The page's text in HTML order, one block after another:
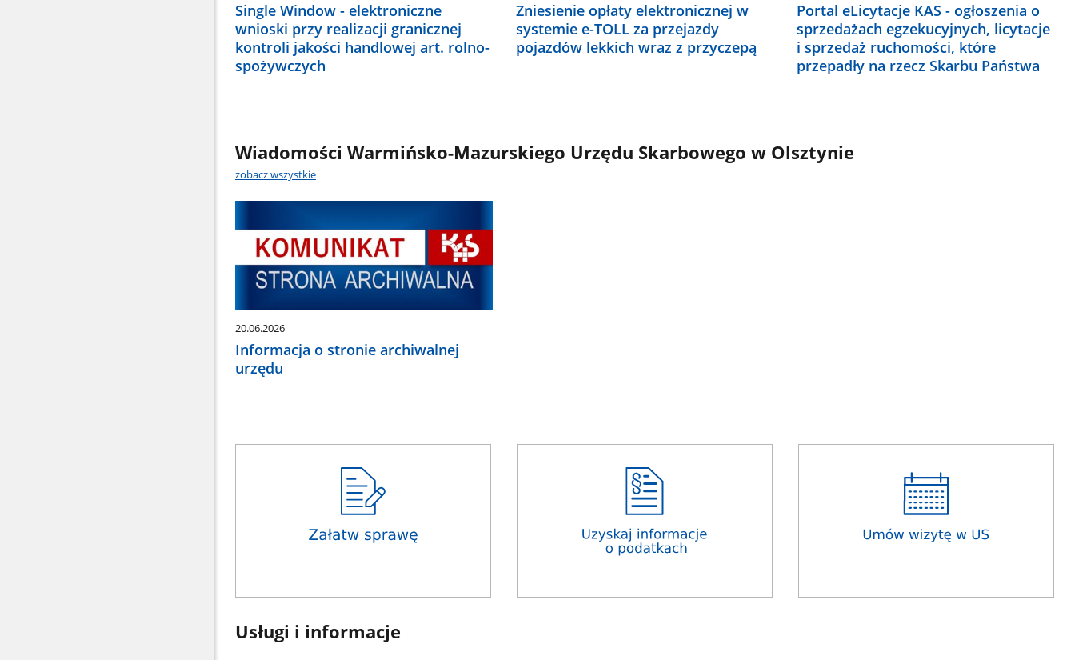
Single Window - elektroniczne
wnioski przy realizacji granicznej
kontroli jakości handlowej art. rolno-
spożywczych
Zniesienie opłaty elektronicznej w
systemie e-TOLL za przejazdy
pojazdów lekkich wraz z przyczepą
Portal eLicytacje KAS - ogłoszenia o
sprzedażach egzekucyjnych, licytacje
i sprzedaż ruchomości, które
przepadły na rzecz Skarbu Państwa
Wiadomości Warmińsko-Mazurskiego Urzędu Skarbowego w Olsztynie
zobacz wszystkie
20.06.2026
Informacja o stronie archiwalnej
urzędu
Usługi i informacje